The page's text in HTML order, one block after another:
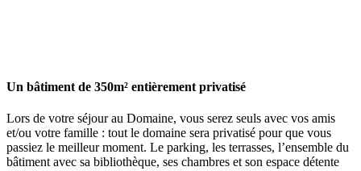
Un bâtiment de 350m² entièrement privatisé
Lors de votre séjour au Domaine, vous serez seuls avec vos amis
et/ou votre famille : tout le domaine sera privatisé pour que vous
passiez le meilleur moment. Le parking, les terrasses, l’ensemble du
bâtiment avec sa bibliothèque, ses chambres et son espace détente